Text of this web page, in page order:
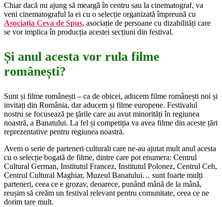
Chiar dacă nu ajung să meargă în centru sau la cinematograf, va
veni cinematograful la ei cu o selecție organizată împreună cu
Asociația Ceva de Spus, asociație de persoane cu dizabilități care
se vor implica în producția acestei secțiuni din festival.
Și anul acesta vor rula filme
românești?
Sunt și filme românești – ca de obicei, aducem filme românești noi și
invitați din România, dar aducem și filme europene. Festivalul
nostru se focusează pe țările care au avut minorități în regiunea
noastră, a Banatului. La fel și competiția va avea filme din aceste țări
reprezentative pentru regiunea noastră.
Avem o serie de parteneri culturali care ne-au ajutat mult anul acesta
cu o selecție bogată de filme, dintre care pot enumera: Centrul
Cultural German, Institutul Francez, Institutul Polonez, Centrul Ceh,
Centrul Cultural Maghiar, Muzeul Banatului… sunt foarte mulți
parteneri, ceea ce e grozav, deoarece, punând mână de la mână,
reușim să creăm un festival relevant pentru comunitate, ceea ce ne
dorim tare mult.